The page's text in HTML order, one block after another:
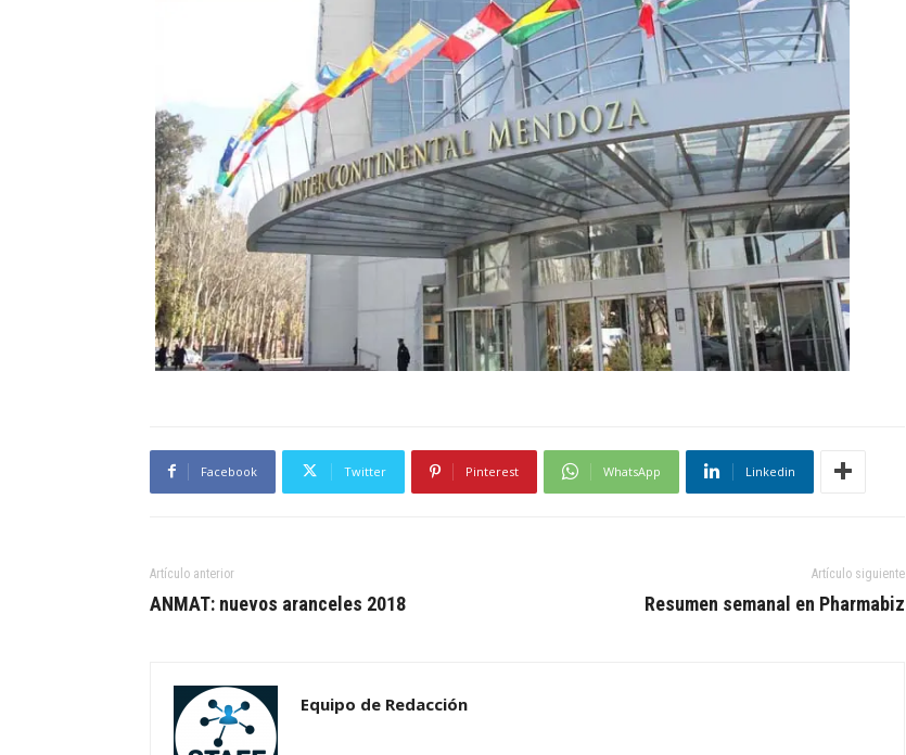
Facebook Twitter Pinterest WhatsApp Linkedin
Artículo anterior
ANMAT: nuevos aranceles 2018
Artículo siguiente
Resumen semanal en Pharmabiz
Equipo de Redacción